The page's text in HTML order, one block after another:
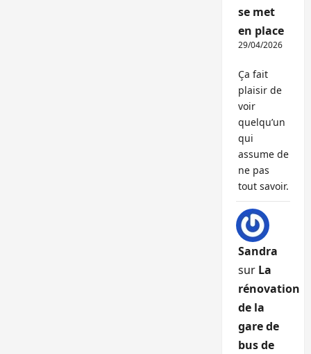
se met
en place
29/04/2026
Ça fait
plaisir de
voir
quelqu’un
qui
assume de
ne pas
tout savoir.
Sandra
sur La
rénovation
de la
gare de
bus de